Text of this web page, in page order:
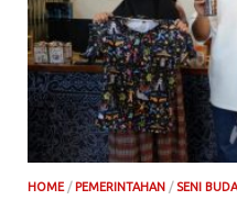
HOME/ PEMERINTAHAN /SENI